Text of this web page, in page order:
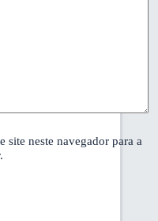
site neste navegador para a